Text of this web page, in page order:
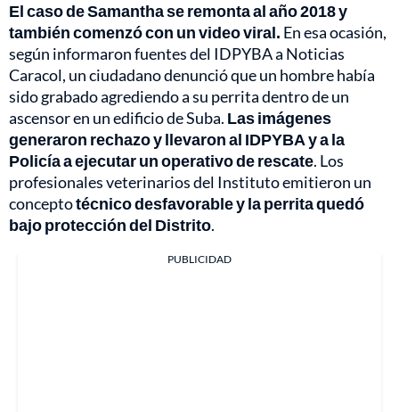
El caso de Samantha se remonta al año 2018 y
también comenzó con un video viral. En esa ocasión,
según informaron fuentes del IDPYBA a Noticias
Caracol, un ciudadano denunció que un hombre había
sido grabado agrediendo a su perrita dentro de un
ascensor en un edificio de Suba. Las imágenes
generaron rechazo y llevaron al IDPYBA y a la
Policía a ejecutar un operativo de rescate. Los
profesionales veterinarios del Instituto emitieron un
conceptotécnico desfavorable y la perrita quedó
bajo protección del Distrito.
PUBLICIDAD